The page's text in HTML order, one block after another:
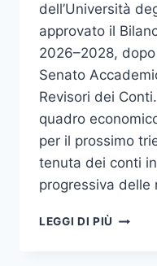
dell’Università
approvato il
2026–2028,
Senato
Revisori dei
quadro
per il prossimo
tenuta dei conti
progressiva delle
LEGGI DI PIÙ